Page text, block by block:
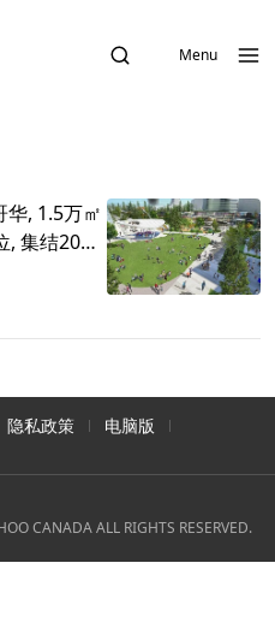
Menu
, 1.5万㎡
, 集结20个
隐私政策 电脑版
CANADA ALL RIGHTS RESERVED.